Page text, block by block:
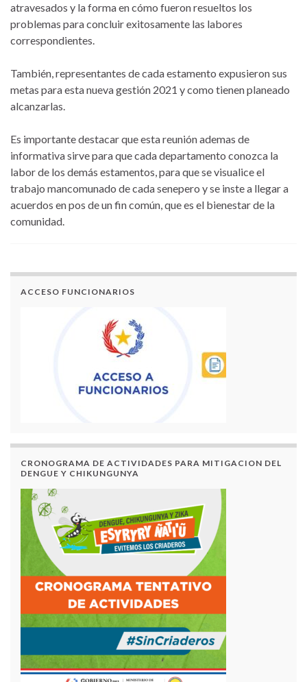
atravesados y la forma en cómo fueron resueltos los
problemas para concluir exitosamente las labores
correspondientes.
También, representantes de cada estamento expusieron sus
metas para esta nueva gestión 2021 y como tienen planeado
alcanzarlas.
Es importante destacar que esta reunión ademas de
informativa sirve para que cada departamento conozca la
labor de los demás estamentos, para que se visualice el
trabajo mancomunado de cada senepero y se inste a llegar a
acuerdos en pos de un fin común, que es el bienestar de la
comunidad.
ACCESO FUNCIONARIOS
CRONOGRAMA DE ACTIVIDADES PARA MITIGACION DEL
DENGUE Y CHIKUNGUNYA